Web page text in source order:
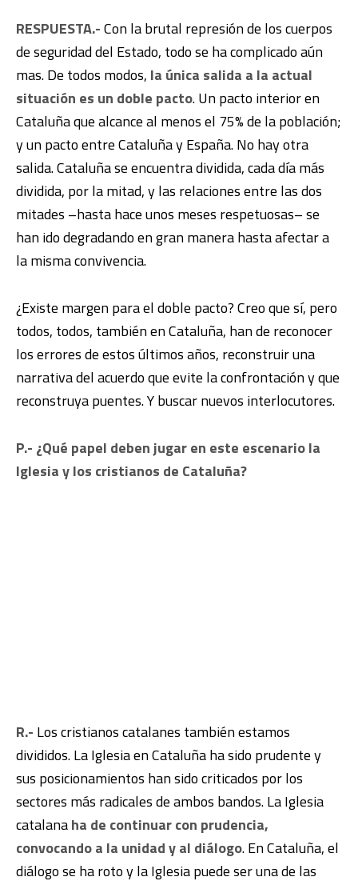
RESPUESTA.-Con la brutal represión de los cuerpos
de seguridad del Estado, todo se ha complicado aún
mas. De todos modos, la única salida a la actual
situación es un doble pacto. Un pacto interior en
Cataluña que alcance al menos el 75% de la población;
y un pacto entre Cataluña y España. No hay otra
salida. Cataluña se encuentra dividida, cada día más
dividida, por la mitad, y las relaciones entre las dos
mitades –hasta hace unos meses respetuosas– se
han ido degradando en gran manera hasta afectar a
la misma convivencia.
¿Existe margen para el doble pacto? Creo que sí, pero
todos, todos, también en Cataluña, han de reconocer
los errores de estos últimos años, reconstruir una
narrativa del acuerdo que evite la confrontación y que
reconstruya puentes. Y buscar nuevos interlocutores.
P.- ¿Qué papel deben jugar en este escenario la
Iglesia y los cristianos de Cataluña?
R.- Los cristianos catalanes también estamos
divididos. La Iglesia en Cataluña ha sido prudente y
sus posicionamientos han sido criticados por los
sectores más radicales de ambos bandos. La Iglesia
catalanaha de continuar con prudencia,
convocando a la unidad y al diálogo. En Cataluña, el
diálogo se ha roto y la Iglesia puede ser una de las